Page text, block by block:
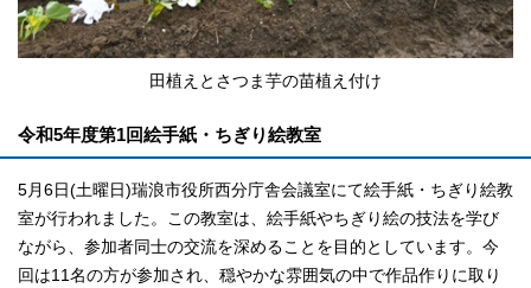
田植えとさつま芋の苗植え付け
令和5年度第1回絵手紙・ちぎり絵教室
5月6日(土曜日)瑞浪市役所西分庁舎会議室にて絵手紙・ちぎり絵教
室が行われました。この教室は、絵手紙やちぎり絵の技法を学び
ながら、参加者同士の交流を深めることを目的としています。今
回は11名の方が参加され、穏やかな雰囲気の中で作品作りに取り